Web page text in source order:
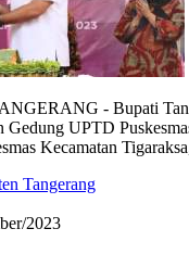
- Bupati
Gedung UPTD
Kecamatan
Tangerang
2023